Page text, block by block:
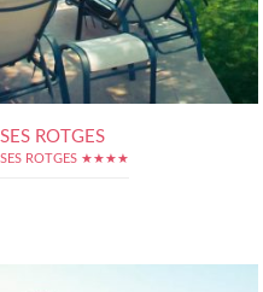
SES ROTGES
SES ROTGES ★★★★